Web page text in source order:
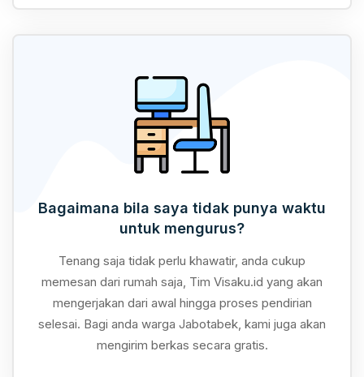
Bagaimana bila saya tidak punya waktu
untuk mengurus?
Tenang saja tidak perlu khawatir, anda cukup
memesan dari rumah saja, Tim Visaku.id yang akan
mengerjakan dari awal hingga proses pendirian
selesai. Bagi anda warga Jabotabek, kami juga akan
mengirim berkas secara gratis.